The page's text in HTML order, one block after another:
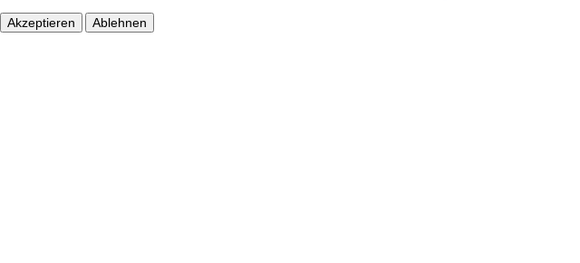
Akzeptieren Ablehnen